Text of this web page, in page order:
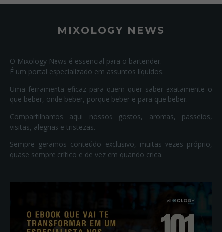
MIXOLOGY NEWS
O Mixology News é essencial para o bartender.
É um portal especializado em assuntos líquidos.
Uma ferramenta eficaz para quem quer saber exatamente o
que beber, onde beber, porque beber e para que beber.
Compartilhamos aqui nossos gostos, aromas, passeios,
visitas, alegrias e tristezas.
Sempre geramos conteúdo exclusivo, muitas vezes próprio,
quase sempre crítico e de vez em quando crica.